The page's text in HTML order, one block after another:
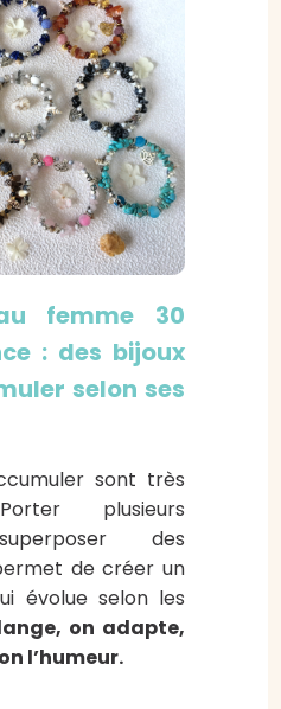
femme 30
: des bijoux
selon ses
sont très
plusieurs
des
de créer un
évolue selon les
on adapte,
l’humeur.